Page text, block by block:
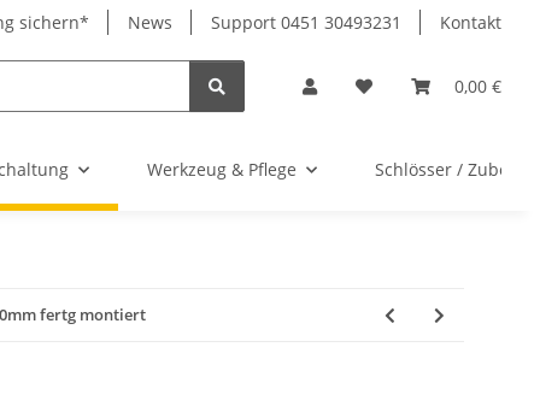
sichern* News Support 0451 30493231 Kontakt
0,00 €
Werkzeug & Pflege Schlösser / Zubehör
fertg montiert